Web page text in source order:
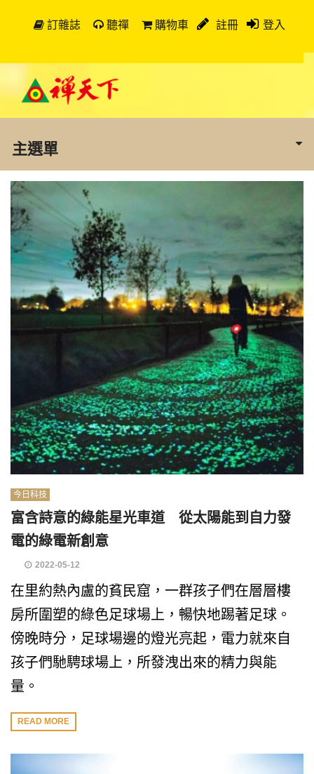
訂雜誌 聽禪 購物車 註冊 登入
主選單
今日科技
富含詩意的綠能星光車道 從太陽能到自力發
電的綠電新創意
2022-05-12
在里約熱內盧的貧民窟，一群孩子們在層層樓
房所圍塑的綠色足球場上，暢快地踢著足球。
傍晚時分，足球場邊的燈光亮起，電力就來自
孩子們馳騁球場上，所發洩出來的精力與能
量。
READ MORE